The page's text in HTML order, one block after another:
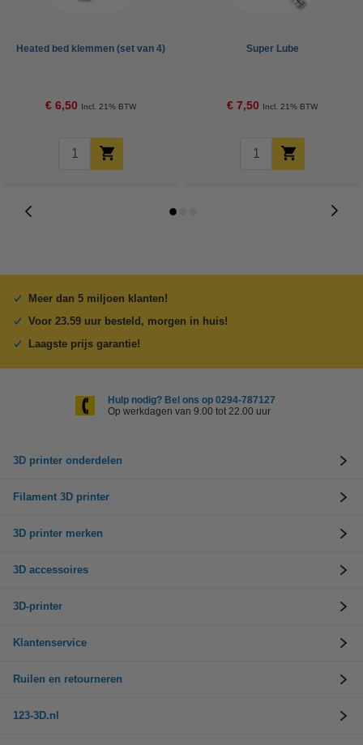
Heated bed klemmen (set van 4)
€ 6,50 Incl. 21% BTW
Super Lube
€ 7,50 Incl. 21% BTW
Meer dan 5 miljoen klanten!
Voor 23.59 uur besteld, morgen in huis!
Laagste prijs garantie!
Hulp nodig? Bel ons op 0294-787127
Op werkdagen van 9.00 tot 22.00 uur
3D printer onderdelen
Filament 3D printer
3D printer merken
3D accessoires
3D-printer
Klantenservice
Ruilen en retourneren
123-3D.nl